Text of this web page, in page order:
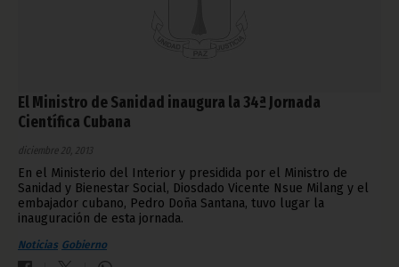
El Ministro de Sanidad inaugura la 34ª Jornada
Científica Cubana
diciembre 20, 2013
En el Ministerio del Interior y presidida por el Ministro de
Sanidad y Bienestar Social, Diosdado Vicente Nsue Milang y el
embajador cubano, Pedro Doña Santana, tuvo lugar la
inauguración de esta jornada.
Noticias Gobierno